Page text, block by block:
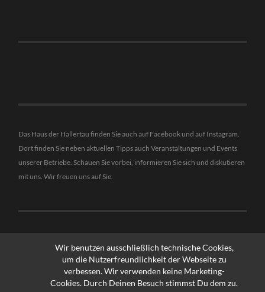
Wir benutzen ausschließlich technische Cookies,
um die Nutzerfreundlichkeit der Webseite zu
verbessen. Wir verwenden keine Marketing-
Cookies. Durch Deinen Besuch stimmst Du dem zu.
Das Haus der Hallertau finden Sie auch auf Facebook und auf Instagram.
Dort finden Sie neben aktuellen Tipps auch Veranstaltungen und Events
unserer Betriebe. Schauen Sie vorbei, informieren Sie sich und diskutieren
mit uns. Wir freuen uns auf Sie.
© 2026HAUS DER HALLERTAU - REBA VERLAG